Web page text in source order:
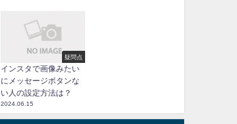
疑問点
インスタで画像みたい
にメッセージボタンな
い人の設定方法は？
2024.06.15